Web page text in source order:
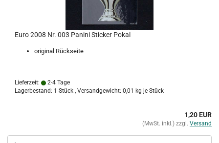
Euro 2008 Nr. 003 Panini Sticker Pokal
original Rückseite
Lieferzeit:
2-4 Tage
Lagerbestand: 1 Stück , Versandgewicht: 0,01 kg je Stück
1,20 EUR
(MwSt. inkl.) zzgl. Versand